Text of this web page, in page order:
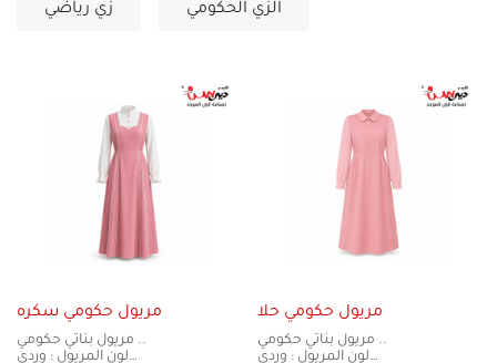
زي رياضي الزي الحكومي
مريول حكومي سكره
مريول بناتي حكومي ..
لون المريول : وردي
مريول حكومي حلا
مريول بناتي حكومي ..
لون المريول : وردي